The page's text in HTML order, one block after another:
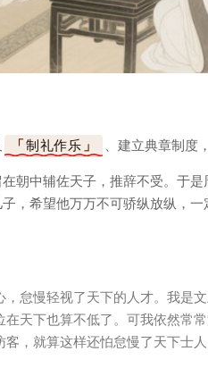
制礼作乐 、建立典章制度
朝中辅佐天子，推辞不受。于
，希望他万万不可骄纵放纵，
怠慢轻视了天下的人才。我是
天下也算不低了。可我依然常
，就算这样还怕怠慢了天下士人